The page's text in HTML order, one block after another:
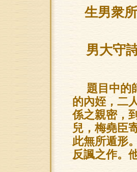
生男衆
男大守
題目中的
的內姪，二
係之親密，
兒，梅堯臣
此無所遁形
反諷之作。